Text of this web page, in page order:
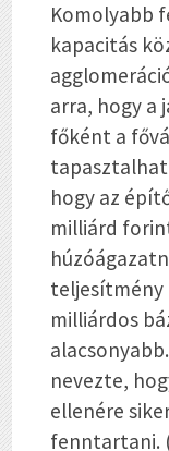
Komolyabb
kapacitás
arra, hogy a
főként a
hogy az
milliárd
teljesítmény
milliárdos
nevezte,
ellenére
fenntartani.